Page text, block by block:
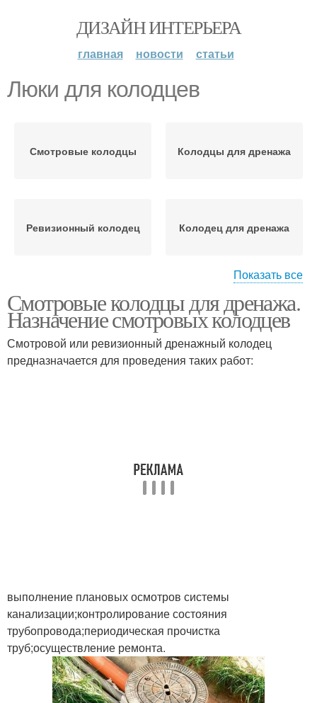
ДИЗАЙН ИНТЕРЬЕРА
главная новости статьи
Люки для колодцев
Смотровые колодцы Колодцы для дренажа
Ревизионный колодец Колодец для дренажа
Дренажные колодцы
колодец
Показать все
Смотровые колодцы для дренажа.
Назначение смотровых колодцев
Смотровой или ревизионный дренажный колодец
предназначается для проведения таких работ:
выполнение плановых осмотров системы
канализации;контролирование состояния
трубопровода;периодическая прочистка
труб;осуществление ремонта.